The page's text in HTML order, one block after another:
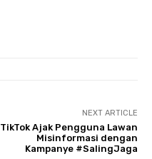
NEXT ARTICLE
TikTok Ajak Pengguna Lawan
Misinformasi dengan
Kampanye #SalingJaga